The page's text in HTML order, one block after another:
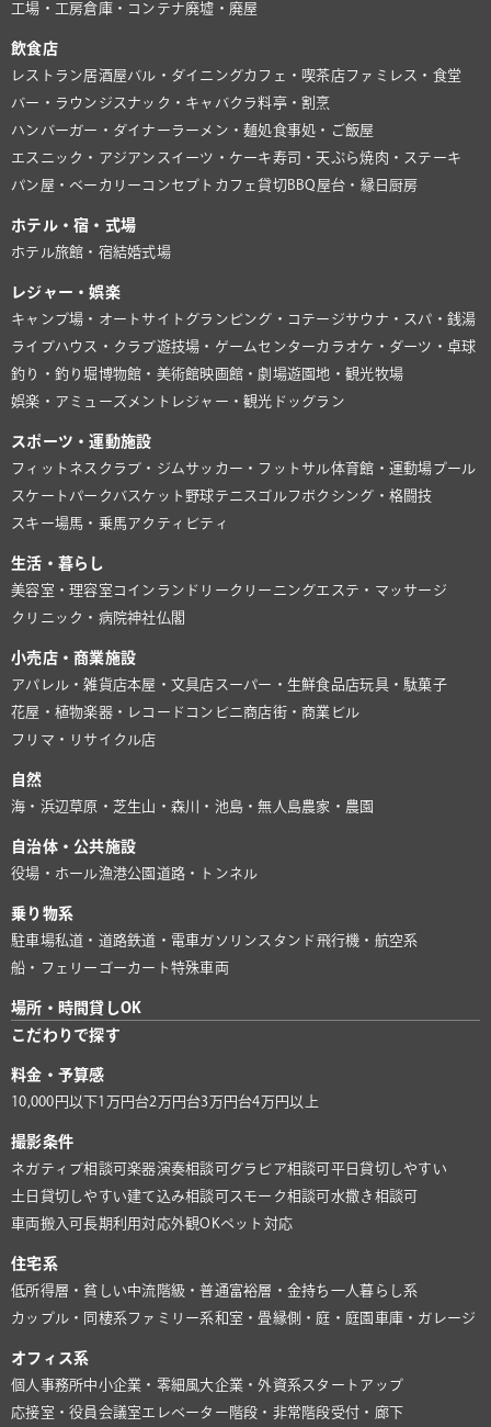
工場・工房倉庫・コンテナ廃墟・廃屋
飲食店
レストラン居酒屋バル・ダイニングカフェ・喫茶店ファミレス・食堂
バー・ラウンジ スナック・キャバクラ料亭・割烹
ハンバーガー・ダイナーラーメン・麺処食事処・ご飯屋
エスニック・アジアン スイーツ・ケーキ寿司・天ぷら焼肉・ステーキ
パン屋・ベーカリー コンセプトカフェ貸切BBQ 屋台・縁日 厨房
ホテル・宿・式場
ホテル旅館・宿結婚式場
レジャー・娯楽
キャンプ場・オートサイト グランピング・コテージサウナ・スパ・銭湯
ライブハウス・クラブ遊技場・ゲームセンターカラオケ・ダーツ・卓球
釣り・釣り堀博物館・美術館映画館・劇場遊園地・観光牧場
娯楽・アミューズメント レジャー・観光 ドッグラン
スポーツ・運動施設
フィットネスクラブ・ジム サッカー・フットサル体育館・運動場プール
スケートパーク バスケット 野球テニス ゴルフ ボクシング・格闘技
スキー場馬・乗馬アクティビティ
生活・暮らし
美容室・理容室 コインランドリー クリーニングエステ・マッサージ
クリニック・病院神社仏閣
小売店・商業施設
アパレル・雑貨店本屋・文具店 スーパー・生鮮食品店玩具・駄菓子
花屋・植物楽器・レコード コンビニ商店街・商業ビル
フリマ・リサイクル店
自然
海・浜辺 草原・芝生山・森川・池島・無人島農家・農園
自治体・公共施設
役場・ホール漁港公園 道路・トンネル
乗り物系
駐車場私道・道路鉄道・電車 ガソリンスタンド 飛行機・航空系
船・フェリー ゴーカート特殊車両
場所・時間貸しOK
こだわりで探す
料金・予算感
10,000円以下1万円台2万円台3万円台4万円以上
撮影条件
ネガティブ相談可楽器演奏相談可 グラビア相談可 平日貸切しやすい
土日貸切しやすい建て込み相談可 スモーク相談可 水撒き相談可
車両搬入可長期利用対応外観OKペット対応
住宅系
低所得層・貧しい中流階級・普通富裕層・金持ち 一人暮らし系
カップル・同棲系ファミリー系和室・畳縁側・庭・庭園 車庫・ガレージ
オフィス系
個人事務所中小企業・零細風大企業・外資系スタートアップ
応接室・役員会議室 エレベーター 階段・非常階段受付・廊下